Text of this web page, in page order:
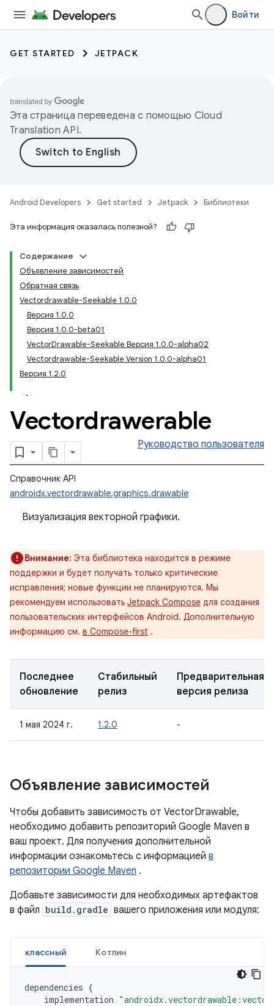
Войти
GET STARTED JETPACK
Эта страница переведена с помощью Cloud
Translation API.
Android Developers Get started Jetpack Библиотеки
Эта информация оказалась полезной?
Содержание
Объявление зависимостей
Обратная связь
Vectordrawable-Seekable 1.0.0
Версия 1.0.0
Версия 1.0.0-beta01
VectorDrawable-Seekable Версия 1.0.0-alpha02
Vectordrawable-Seekable Version 1.0.0-alpha01
Версия 1.2.0
Vectordrawerable
Руководство пользователя
Справочник API
androidx.vectordrawable.graphics.drawable
Визуализация векторной графики.
Внимание: Эта библиотека находится в режиме
поддержки и будет получать только критические
исправления; новые функции не планируются. Мы
рекомендуем использовать Jetpack Compose для создания
пользовательских интерфейсов Android. Дополнительную
информацию см. в Compose-first .
Последнее
обновление
Стабильный
релиз
Предварительная
версия релиза
1 мая 2024 г. 1.2.0 -
Объявление зависимостей
Чтобы добавить зависимость от VectorDrawable,
необходимо добавить репозиторий Google Maven в
ваш проект. Для получения дополнительной
информации ознакомьтесь с информацией в
репозитории Google Maven .
Добавьте зависимости для необходимых артефактов
в файл build.gradle вашего приложения или модуля:
классный Котлин
dependencies {
implementation